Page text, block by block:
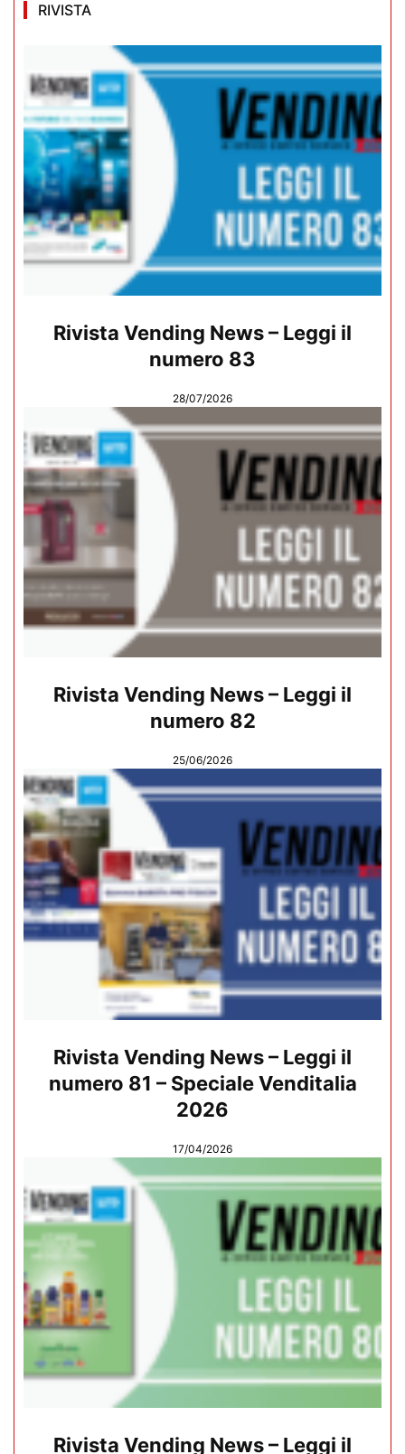
RIVISTA
Rivista Vending News – Leggi il
numero 83
28/07/2026
Rivista Vending News – Leggi il
numero 82
25/06/2026
Rivista Vending News – Leggi il
numero 81 – Speciale Venditalia
2026
17/04/2026
Rivista Vending News – Leggi il